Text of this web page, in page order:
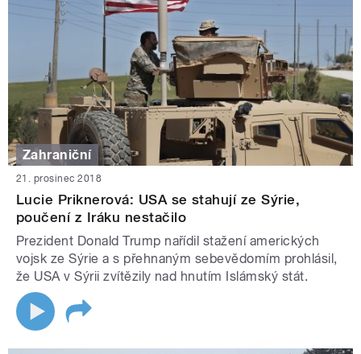
Zahraniční
21. prosinec 2018
Lucie Priknerová: USA se stahují ze Sýrie,
poučení z Iráku nestačilo
Prezident Donald Trump nařídil stažení amerických
vojsk ze Sýrie a s přehnaným sebevědomím prohlásil,
že USA v Sýrii zvítězily nad hnutím Islámský stát.